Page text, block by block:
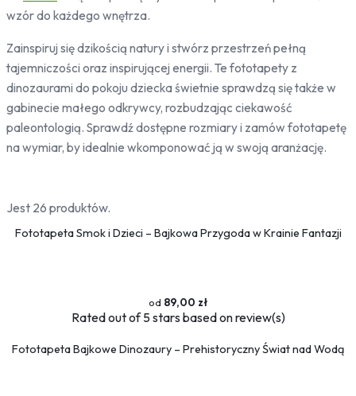
Natura
Rośliny
Bambus
Drzewa
Niebo
Słońce
Słodycze
Przyprawy
Samochody
Samoloty
wzór do każdego wnętrza.
Zainspiruj się dzikością natury i stwórz przestrzeń pełną
tajemniczości oraz inspirującej energii. Te fototapety z
dinozaurami do pokoju dziecka świetnie sprawdzą się także w
gabinecie małego odkrywcy, rozbudzając ciekawość
paleontologią. Sprawdź dostępne rozmiary i zamów fototapetę
na wymiar, by idealnie wkomponować ją w swoją aranżację.
Jest 26 produktów.
Fototapeta Smok i Dzieci – Bajkowa Przygoda w Krainie Fantazji
89,00 zł
Ratedout of 5 stars based onreview(s)
Fototapeta Bajkowe Dinozaury – Prehistoryczny Świat nad Wodą